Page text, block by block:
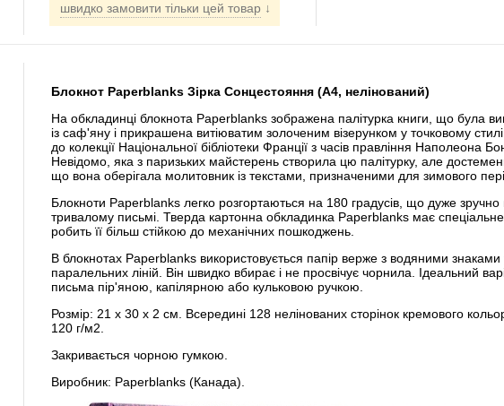
швидко замовити тільки цей товар↓
Блокнот Paperblanks Зірка Сонцестояння (А4, нелінований)
На обкладинці блокнота Paperblanks зображена палітурка книги, що була
із саф'яну і прикрашена витіюватим золоченим візерунком у точковому
до колекції Національної бібліотеки Франції з часів правління Наполеона
Невідомо, яка з паризьких майстерень створила цю палітурку, але
що вона оберігала молитовник із текстами, призначеними для зимового
Блокноти Paperblanks легко розгортаються на 180 градусів, що дуже зручно
тривалому письмі. Тверда картонна обкладинка Paperblanks має
робить її більш стійкою до механічних пошкоджень.
В блокнотах Paperblanks використовується папір верже з водяними знаками
паралельних ліній. Він швидко вбирає і не просвічує чорнила. Ідеальний
письма пір'яною, капілярною або кульковою ручкою.
Розмір: 21 х 30 х 2 см. Всередині 128 нелінованих сторінок кремового
120 г/м2.
Закривається чорною гумкою.
Виробник: Paperblanks (Канада).